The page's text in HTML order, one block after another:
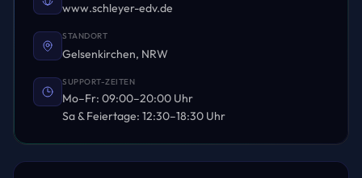
www.schleyer-edv.de
STANDORT
Gelsenkirchen, NRW
SUPPORT-ZEITEN
Mo–Fr: 09:00–20:00 Uhr
Sa & Feiertage: 12:30–18:30 Uhr